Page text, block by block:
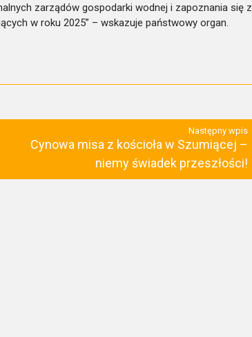
zarządów gospodarki wodnej i zapoznania się z
w roku 2025” – wskazuje państwowy organ.
Następny wpis
Cynowa misa z kościoła w Szumiącej –
niemy świadek przeszłości!